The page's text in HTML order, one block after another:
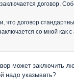
договор.
что договор
со мной как
может заключить
надо указывать?